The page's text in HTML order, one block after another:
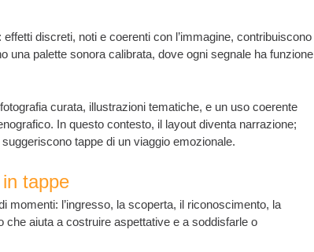
discreti, noti e coerenti con l’immagine, contribuiscono
una palette sonora calibrata, dove ogni segnale ha funzione
curata, illustrazioni tematiche, e un uso coerente
In questo contesto, il layout diventa narrazione;
tappe di un viaggio emozionale.
tappe
momenti: l’ingresso, la scoperta, il riconoscimento, la
aiuta a costruire aspettative e a soddisfarle o